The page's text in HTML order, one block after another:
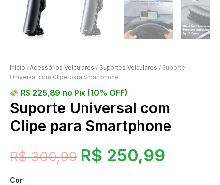
Início / Acessórios Veiculares / Suportes Veiculares / Suporte
Universal com Clipe para Smartphone
R$ 225,89 no Pix (10% OFF)
Suporte Universal com
Clipe para Smartphone
R$300,99 R$ 250,99
Cor